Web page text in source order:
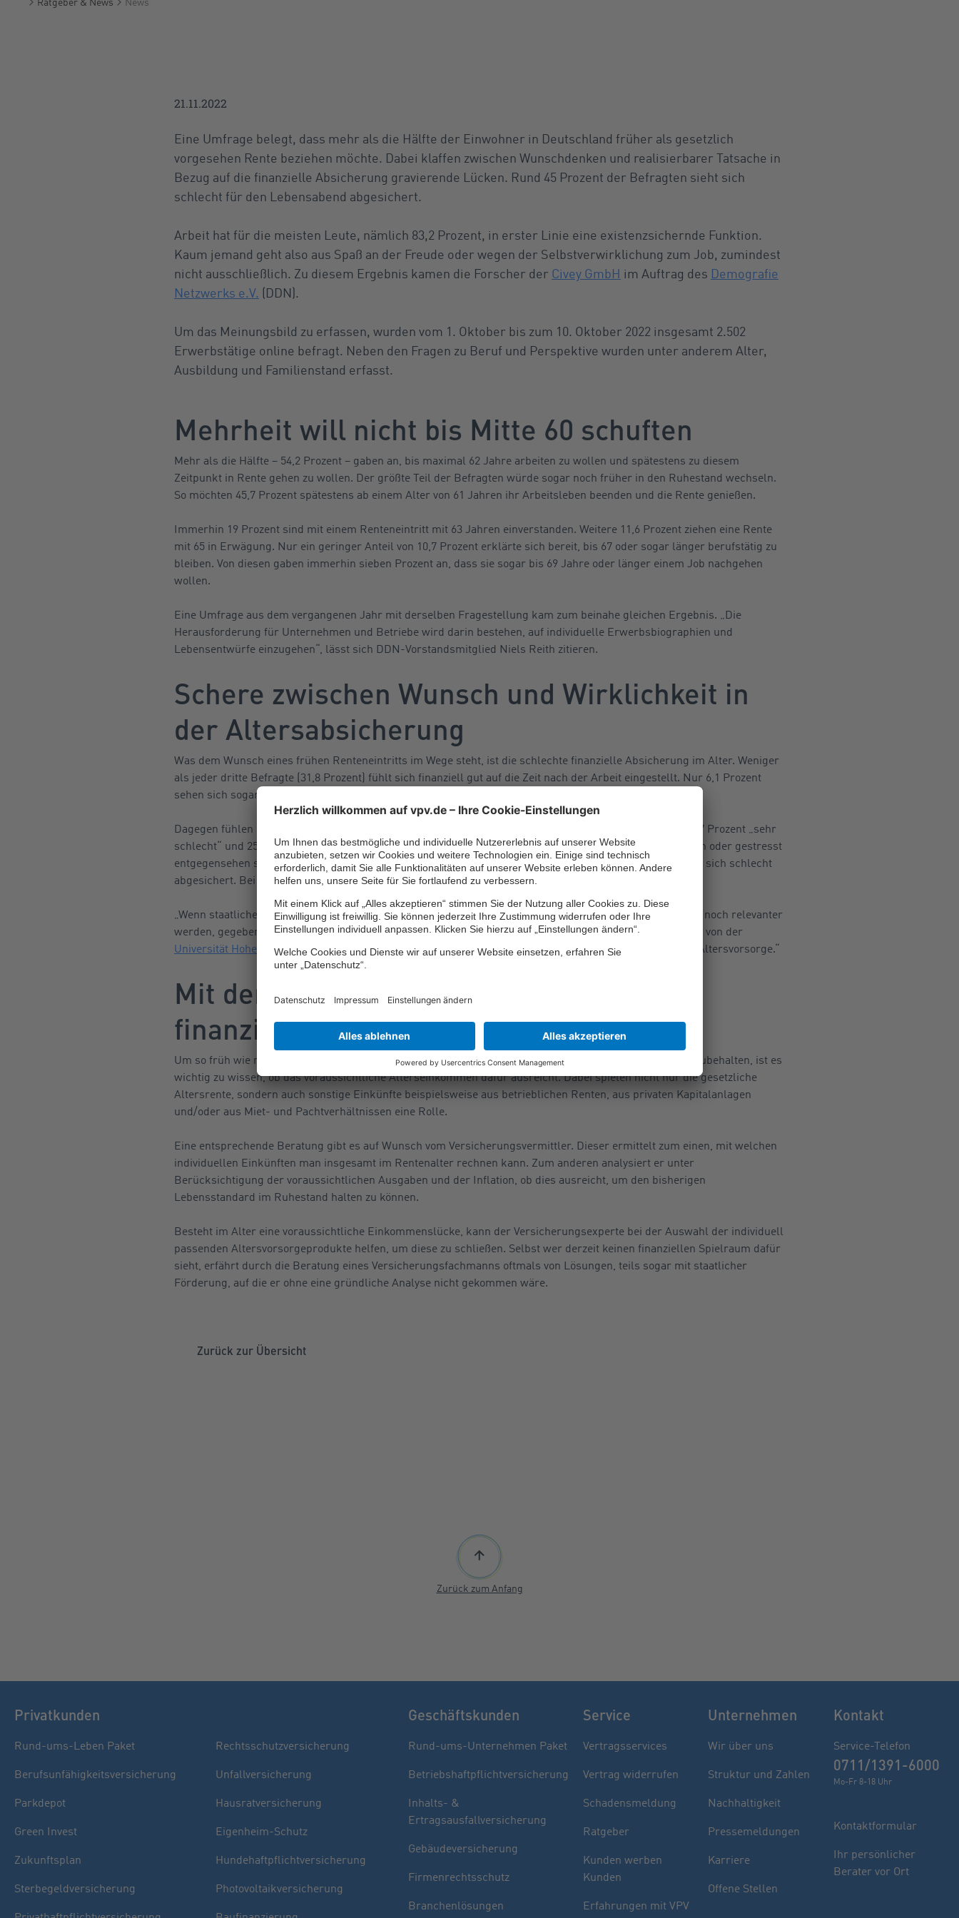
Finden Sie Ihren Berater
Sie haben noch Fragen oder möchten sich
indivuell beraten lassen.
21.11.2022
Eine Umfrage belegt, dass mehr als die Hälfte der Einwohner in Deutschland früher als gesetzlich
vorgesehen Rente beziehen möchte. Dabei klaffen zwischen Wunschdenken und realisierbarer Tatsache in
Bezug auf die finanzielle Absicherung gravierende Lücken. Rund 45 Prozent der Befragten sieht sich
schlecht für den Lebensabend abgesichert.
Arbeit hat für die meisten Leute, nämlich 83,2 Prozent, in erster Linie eine existenzsichernde Funktion.
Kaum jemand geht also aus Spaß an der Freude oder wegen der Selbstverwirklichung zum Job, zumindest
nicht ausschließlich. Zu diesem Ergebnis kamen die Forscher der Civey GmbH im Auftrag des Demografie
Netzwerks e.V. (DDN).
Um das Meinungsbild zu erfassen, wurden vom 1. Oktober bis zum 10. Oktober 2022 insgesamt 2.502
Erwerbstätige online befragt. Neben den Fragen zu Beruf und Perspektive wurden unter anderem Alter,
Ausbildung und Familienstand erfasst.
Mehrheit will nicht bis Mitte 60 schuften
Mehr als die Hälfte – 54,2 Prozent – gaben an, bis maximal 62 Jahre arbeiten zu wollen und spätestens zu diesem
Zeitpunkt in Rente gehen zu wollen. Der größte Teil der Befragten würde sogar noch früher in den Ruhestand wechseln.
So möchten 45,7 Prozent spätestens ab einem Alter von 61 Jahren ihr Arbeitsleben beenden und die Rente genießen.
Immerhin 19 Prozent sind mit einem Renteneintritt mit 63 Jahren einverstanden. Weitere 11,6 Prozent ziehen eine Rente
mit 65 in Erwägung. Nur ein geringer Anteil von 10,7 Prozent erklärte sich bereit, bis 67 oder sogar länger berufstätig zu
bleiben. Von diesen gaben immerhin sieben Prozent an, dass sie sogar bis 69 Jahre oder länger einem Job nachgehen
wollen.
Eine Umfrage aus dem vergangenen Jahr mit derselben Fragestellung kam zum beinahe gleichen Ergebnis. „Die
Herausforderung für Unternehmen und Betriebe wird darin bestehen, auf individuelle Erwerbsbiographien und
Lebensentwürfe einzugehen“, lässt sich DDN-Vorstandsmitglied Niels Reith zitieren.
Schere zwischen Wunsch und Wirklichkeit in
der Altersabsicherung
Was dem Wunsch eines frühen Renteneintritts im Wege steht, ist die schlechte finanzielle Absicherung im Alter. Weniger
als jeder dritte Befragte (31,8 Prozent) fühlt sich finanziell gut auf die Zeit nach der Arbeit eingestellt. Nur 6,1 Prozent
sehen sich sogar „sehr gut“ vorbereitet.
Dagegen fühlen sich insgesamt 45,1 Prozent geldlich nicht gut auf den Ruhestand vorbereitet – davon 19,7 Prozent „sehr
schlecht“ und 25,4 Prozent „schlecht“. Weitere 23,1 Prozent sind unentschieden, ob sie der Rente gelassen oder gestresst
entgegensehen sollten. Übrigens: Knapp mehr als die Hälfte der befragten Frauen – 50,6 Prozent – fühlen sich schlecht
abgesichert. Bei den Männern sind es hingegen nur 39,8 Prozent.
„Wenn staatliche Sicherungssysteme an ihre Grenzen kommen, wird die private Altersvorsorge sicherlich noch relevanter
werden, gegebenenfalls nochmals verstärkt durch mediale Effekte“, weiß Professor Dr. Ulrike Fasbender von der
Universität Hohenheim. „In jungen Jahren vernachlässigen Menschen tendenziell allerdings ihre private Altersvorsorge.“
Mit dem richtigen Plan den Ruhestand
finanziell sichern
Um so früh wie möglich in den Ruhestand gehen zu können und im Rentenalter den Lebensstandard beizubehalten, ist es
wichtig zu wissen, ob das voraussichtliche Alterseinkommen dafür ausreicht. Dabei spielen nicht nur die gesetzliche
Altersrente, sondern auch sonstige Einkünfte beispielsweise aus betrieblichen Renten, aus privaten Kapitalanlagen
und/oder aus Miet- und Pachtverhältnissen eine Rolle.
Eine entsprechende Beratung gibt es auf Wunsch vom Versicherungsvermittler. Dieser ermittelt zum einen, mit welchen
individuellen Einkünften man insgesamt im Rentenalter rechnen kann. Zum anderen analysiert er unter
Berücksichtigung der voraussichtlichen Ausgaben und der Inflation, ob dies ausreicht, um den bisherigen
Lebensstandard im Ruhestand halten zu können.
Besteht im Alter eine voraussichtliche Einkommenslücke, kann der Versicherungsexperte bei der Auswahl der individuell
passenden Altersvorsorgeprodukte helfen, um diese zu schließen. Selbst wer derzeit keinen finanziellen Spielraum dafür
sieht, erfährt durch die Beratung eines Versicherungsfachmanns oftmals von Lösungen, teils sogar mit staatlicher
Förderung, auf die er ohne eine gründliche Analyse nicht gekommen wäre.
Zurück zur Übersicht
Zurück zum Anfang
Privatkunden
Rund-ums-Leben Paket
Berufsunfähigkeitsversicherung
Parkdepot
Green Invest
Zukunftsplan
Sterbegeldversicherung
Rechtsschutzversicherung
Unfallversicherung
Hausratversicherung
Eigenheim-Schutz
Hundehaftpflichtversicherung
Photovoltaikversicherung
Geschäftskunden
Rund-ums-Unternehmen Paket
Betriebshaftpflichtversicherung
Inhalts- &
Ertragsausfallversicherung
Gebäudeversicherung
Firmenrechtsschutz
Branchenlösungen
Service
Vertragsservices
Vertrag widerrufen
Schadensmeldung
Ratgeber
Kunden werben
Kunden
Erfahrungen mit VPV
Unternehmen
Wir über uns
Struktur und Zahlen
Nachhaltigkeit
Pressemeldungen
Karriere
Offene Stellen
Kontakt
Service-Telefon
0711/1391-6000
Mo-Fr 8-18 Uhr
Kontaktformular
Ihr persönlicher
Berater vor Ort